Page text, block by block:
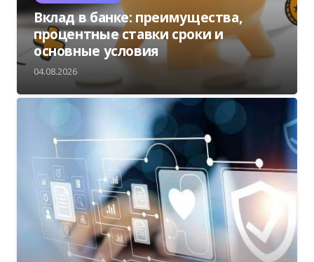
Вклад в банке: преимущества,
процентные ставки сроки и
основные условия
04.08.2026